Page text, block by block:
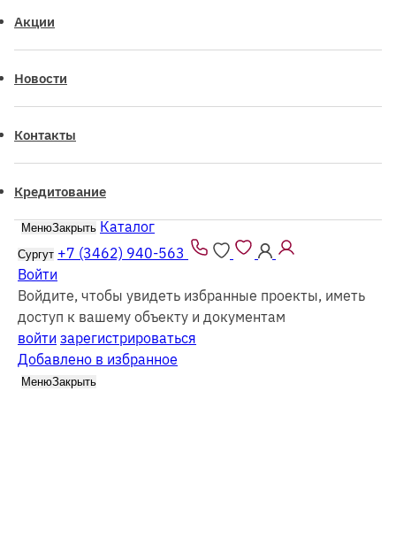
Акции
Новости
Контакты
Кредитование
МенюЗакрыть Каталог
Сургут +7 (3462) 940-563
Войти
Войдите, чтобы увидеть избранные проекты, иметь
доступ к вашему объекту и документам
войти зарегистрироваться
Добавлено в избранное
МенюЗакрыть
Все проекты из каталога можно заказать
избруса так и в каркасномисполнении
Каталог
Бани